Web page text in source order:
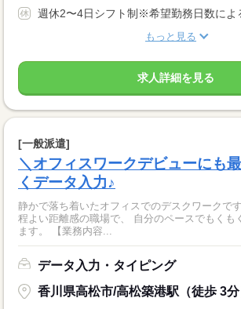
週休2〜4日シフト制※希望勤務日数によ
もっと見る
求人詳細を見る
[一般派遣]
＼オフィスワークデビューにも
くデータ入力♪
静かで落ち着いたオフィスでのデスクワークで
程よい距離感の職場で、 自分のペースでもくも
ます。 【業務内容...
データ入力・タイピング
香川県高松市/高松築港駅（徒歩 3分